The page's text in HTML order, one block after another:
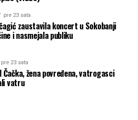
pre 23 sata
zaustavila koncert u Sokobanji
i nasmejala publiku
pre 23 sata
Čačka, žena povređena, vatrogasci
vatru